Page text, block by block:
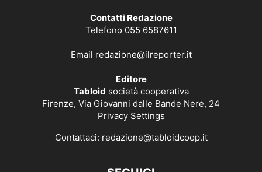
Contatti Redazione
Telefono 055 6587611
Email redazione@ilreporter.it
Editore
Tabloid società cooperativa
Firenze, Via Giovanni dalle Bande Nere, 24
Privacy Settings
Contattaci: redazione@tabloidcoop.it